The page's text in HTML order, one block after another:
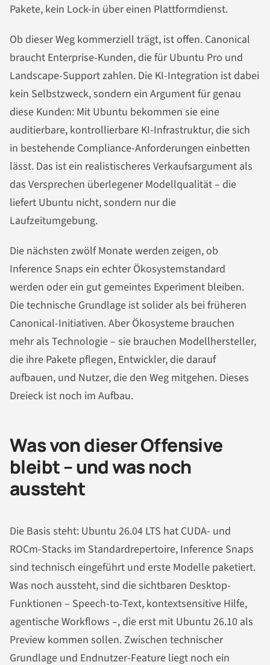
Pakete, kein Lock-in über einen Plattformdienst.
Ob dieser Weg kommerziell trägt, ist offen. Canonical
braucht Enterprise-Kunden, die für Ubuntu Pro und
Landscape-Support zahlen. Die KI-Integration ist dabei
kein Selbstzweck, sondern ein Argument für genau
diese Kunden: Mit Ubuntu bekommen sie eine
auditierbare, kontrollierbare KI-Infrastruktur, die sich
in bestehende Compliance-Anforderungen einbetten
lässt. Das ist ein realistischeres Verkaufsargument als
das Versprechen überlegener Modellqualität – die
liefert Ubuntu nicht, sondern nur die
Laufzeitumgebung.
Die nächsten zwölf Monate werden zeigen, ob
Inference Snaps ein echter Ökosystemstandard
werden oder ein gut gemeintes Experiment bleiben.
Die technische Grundlage ist solider als bei früheren
Canonical-Initiativen. Aber Ökosysteme brauchen
mehr als Technologie – sie brauchen Modellhersteller,
die ihre Pakete pflegen, Entwickler, die darauf
aufbauen, und Nutzer, die den Weg mitgehen. Dieses
Dreieck ist noch im Aufbau.
Was von dieser Offensive
bleibt – und was noch
aussteht
Die Basis steht: Ubuntu 26.04 LTS hat CUDA- und
ROCm-Stacks im Standardrepertoire, Inference Snaps
sind technisch eingeführt und erste Modelle paketiert.
Was noch aussteht, sind die sichtbaren Desktop-
Funktionen – Speech-to-Text, kontextsensitive Hilfe,
agentische Workflows –, die erst mit Ubuntu 26.10 als
Preview kommen sollen. Zwischen technischer
Grundlage und Endnutzer-Feature liegt noch ein